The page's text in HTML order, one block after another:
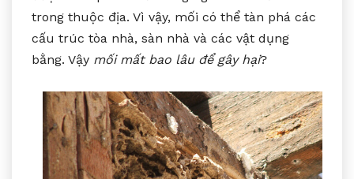
trong thuộc địa. Vì vậy, mối có thể tàn phá các
cấu trúc tòa nhà, sàn nhà và các vật dụng
bằng. Vậy mối mất bao lâu để gây hại?